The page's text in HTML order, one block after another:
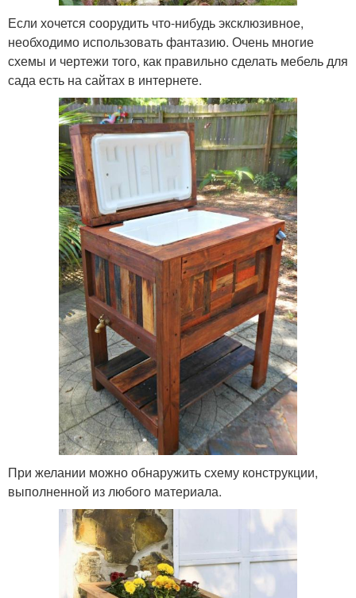
Если хочется соорудить что-нибудь эксклюзивное,
необходимо использовать фантазию. Очень многие
схемы и чертежи того, как правильно сделать мебель для
сада есть на сайтах в интернете.
При желании можно обнаружить схему конструкции,
выполненной из любого материала.